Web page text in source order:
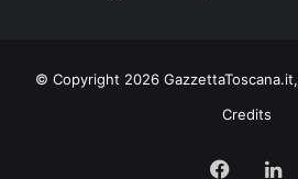
© Copyright 2026
Credits